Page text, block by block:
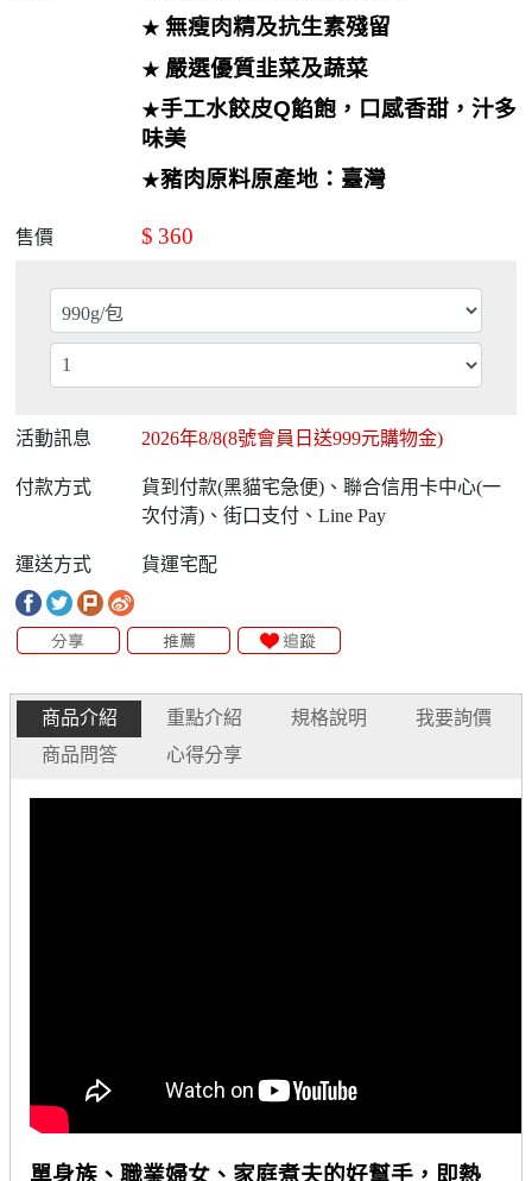
★ 無瘦肉精及抗生素殘留
★ 嚴選優質韭菜及蔬菜
★手工水餃皮Q餡飽，口感香甜，汁多
味美
★豬肉原料原產地：臺灣
售價 $ 360
活動訊息 2026年8/8(8號會員日送999元購物金)
付款方式
貨到付款(黑貓宅急便)、聯合信用卡中心(一
次付清)、街口支付、Line Pay
運送方式 貨運宅配
商品介紹 重點介紹 規格說明
我要詢價
商品問答
心得分享
單身族、職業婦女、家庭煮夫的好幫手，即熱